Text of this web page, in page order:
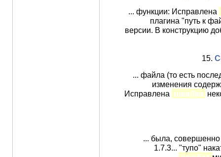
... функции: Исправлена
плагина "путь к
версии. В конструкцию
15.
... файла (то есть
изменения
Исправлена ошибка
... была,
1.7.3... "тупо"